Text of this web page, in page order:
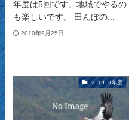
年度は5回です。地域でやるの
も楽しいです。 田んぼの...
2010年9月25日
２０１０年度